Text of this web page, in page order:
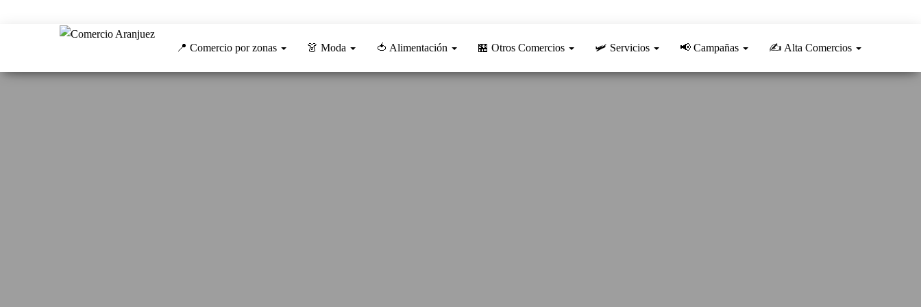
Comercio
Aranjuez
Centro
Comercial
Abierto
📍 Comercio por zonas 👗 Moda 🍅 Alimentación 🏪 Otros Comercios 🛩️ Servicios 📢 Campañas ✍️ Alta Comercios